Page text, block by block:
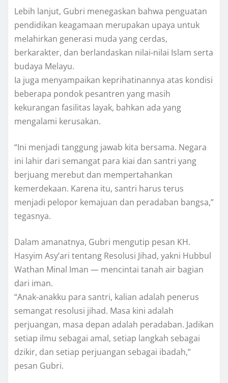
Lebih lanjut, Gubri menegaskan bahwa penguatan
pendidikan keagamaan merupakan upaya untuk
melahirkan generasi muda yang cerdas,
berkarakter, dan berlandaskan nilai-nilai Islam serta
budaya Melayu.
Ia juga menyampaikan keprihatinannya atas kondisi
beberapa pondok pesantren yang masih
kekurangan fasilitas layak, bahkan ada yang
mengalami kerusakan.
“Ini menjadi tanggung jawab kita bersama. Negara
ini lahir dari semangat para kiai dan santri yang
berjuang merebut dan mempertahankan
kemerdekaan. Karena itu, santri harus terus
menjadi pelopor kemajuan dan peradaban bangsa,”
tegasnya.
Dalam amanatnya, Gubri mengutip pesan KH.
Hasyim Asy’ari tentang Resolusi Jihad, yakni Hubbul
Wathan Minal Iman — mencintai tanah air bagian
dari iman.
“Anak-anakku para santri, kalian adalah penerus
semangat resolusi jihad. Masa kini adalah
perjuangan, masa depan adalah peradaban. Jadikan
setiap ilmu sebagai amal, setiap langkah sebagai
dzikir, dan setiap perjuangan sebagai ibadah,”
pesan Gubri.